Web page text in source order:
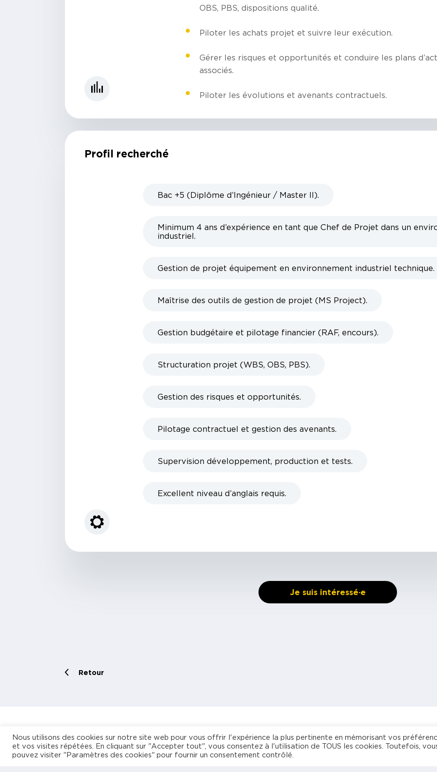
OBS, PBS, dispositions qualité.
Piloter les achats projet et suivre leur exécution.
Gérer les risques et opportunités et conduire les plans
associés.
Piloter les évolutions et avenants contractuels.
Profil recherché
Bac +5 (Diplôme d’Ingénieur / Master II).
Minimum 4 ans d’expérience en tant que Chef de Projet dans un
industriel.
Gestion de projet équipement en environnement industriel technique.
Maîtrise des outils de gestion de projet (MS Project).
Gestion budgétaire et pilotage financier (RAF, encours).
Structuration projet (WBS, OBS, PBS).
Gestion des risques et opportunités.
Pilotage contractuel et gestion des avenants.
Supervision développement, production et tests.
Excellent niveau d’anglais requis.
Je suis intéressé·e
Retour
Votre espace dédié Agence de
Nous utilisons des cookies sur notre site web pour vous offrir l'expérience la plus pertinente en mémorisant vos
et vos visites répétées. En cliquant sur "Accepter tout", vous consentez à l'utilisation de TOUS les cookies. Toutefois,
pouvez visiter "Paramètres des cookies" pour fournir un consentement contrôlé.